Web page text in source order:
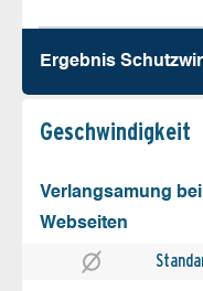
Ergebnis
Geschw­indigkeit
Verlangsamung
Webseiten